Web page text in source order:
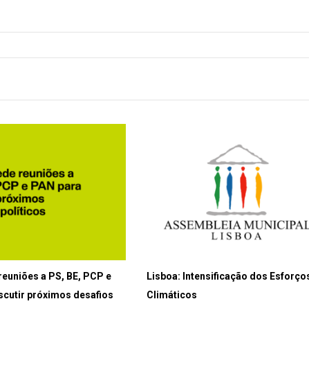
a PS, BE, PCP e
próximos desafios
Lisboa: Intensificação dos
Climáticos